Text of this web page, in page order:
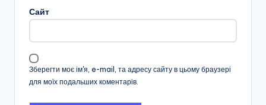
Сайт
Зберегти моє ім'я, e-mail, та адресу сайту в цьому браузері
для моїх подальших коментарів.